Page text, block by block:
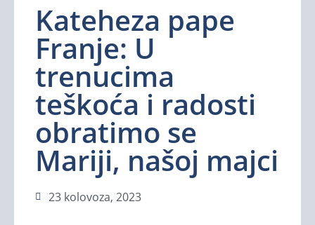
Kateheza pape
Franje: U
trenucima
teškoća i radosti
obratimo se
Mariji, našoj majci
23 kolovoza, 2023